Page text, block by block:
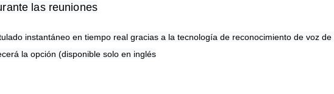
las reuniones
instantáneo en tiempo real gracias a la tecnología de reconocimiento de voz
la opción (disponible solo en inglés